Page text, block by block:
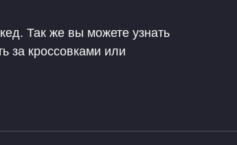
Так же вы можете узнать
за кроссовками или